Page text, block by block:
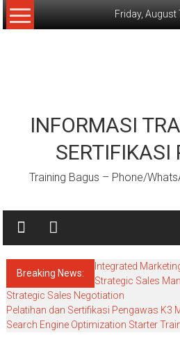
Skip
to
Friday, August
INFORMASI
SERTIFIKASI
Training Bagus – Phone/
Breaking News:
Integrated
Strategic Sales
Strategic Sales Negotiation
Pelatihan dan Sertifikasi Pengawas K3
Search Engine Optimization Starter